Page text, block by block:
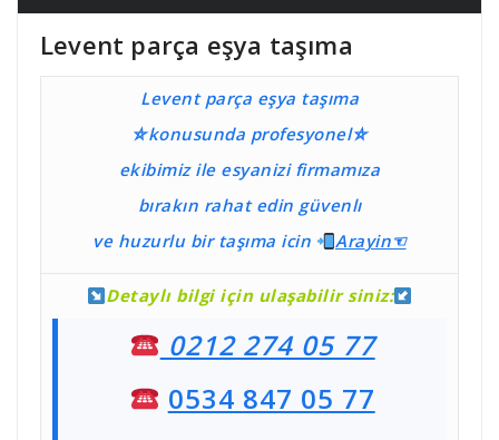
Levent parça eşya taşıma
Levent parça eşya taşıma
⛤konusunda profesyonel⛤
ekibimiz ile esyanizi firmamıza
bırakın rahat edin güvenlı
ve huzurlu bir taşıma icin Arayin☜
Detaylı bilgi için ulaşabilir siniz:
0212 274 05 77
0534 847 05 77